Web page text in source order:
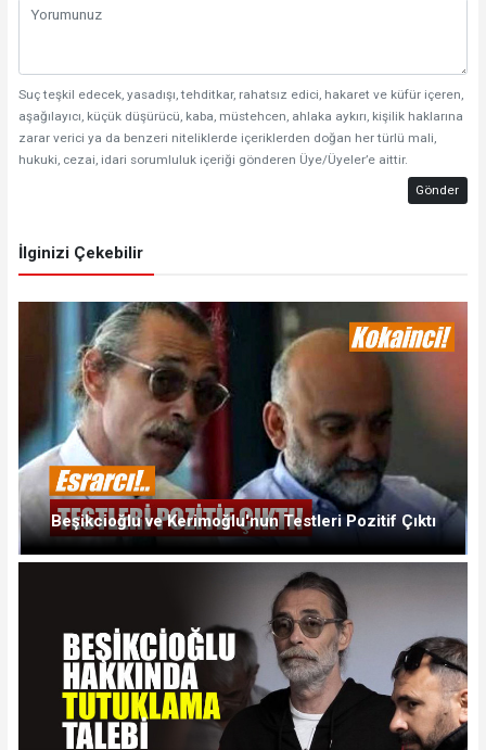
Suç teşkil edecek, yasadışı, tehditkar, rahatsız edici, hakaret ve küfür içeren,
aşağılayıcı, küçük düşürücü, kaba, müstehcen, ahlaka aykırı, kişilik haklarına
zarar verici ya da benzeri niteliklerde içeriklerden doğan her türlü mali,
hukuki, cezai, idari sorumluluk içeriği gönderen Üye/Üyeler’e aittir.
Gönder
İlginizi Çekebilir
Beşikcioğlu ve Kerimoğlu'nun Testleri Pozitif Çıktı